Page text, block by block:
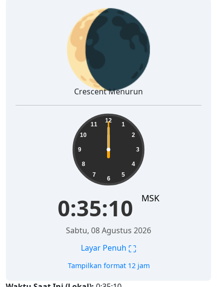
🌘
Crescent Menurun
12
1
2
3
4
5
6
7
8
9
10
11
0:35:10 MSK
Sabtu, 08 Agustus 2026
Layar Penuh ⛶
Tampilkan format 12 jam